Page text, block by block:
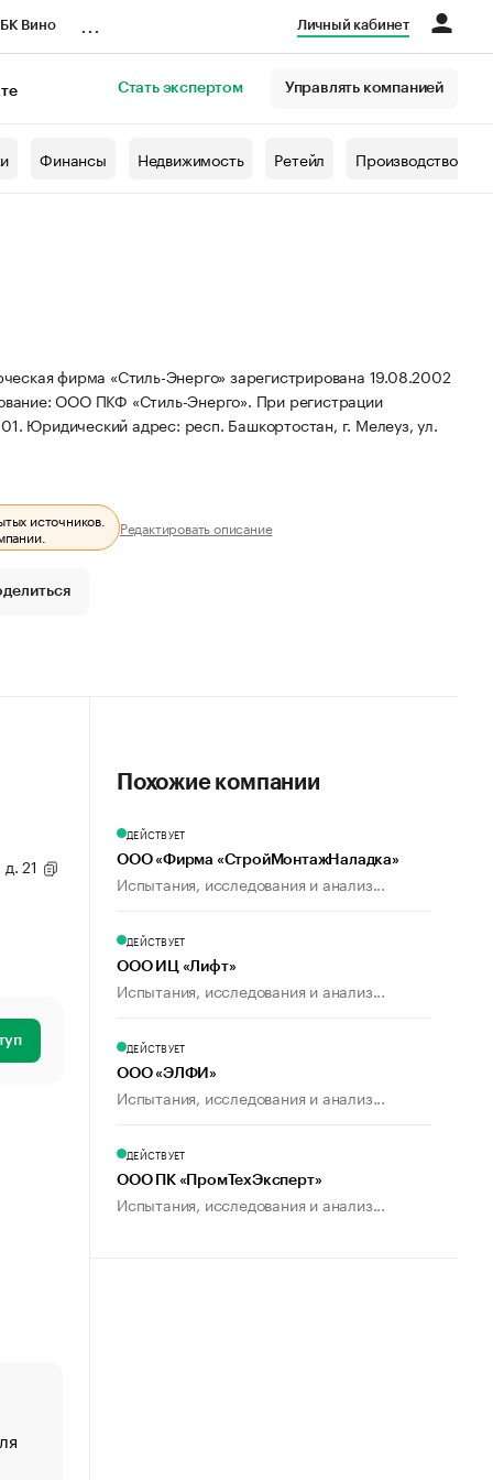
Вино Личный кабинет
Стать экспертом Управлять компанией
Финансы Недвижимость Ретейл Производство
фирма «Стиль-Энерго» зарегистрирована 19.08.2002
ООО ПКФ «Стиль-Энерго». При регистрации
Юридический адрес: респ. Башкортостан, г. Мелеуз, ул.
источников. Редактировать описание
21
Похожие компании
ДЕЙСТВУЕТ
ООО «Фирма «СтройМонтажНаладка»
Испытания, исследования и анализ...
ДЕЙСТВУЕТ
ООО ИЦ «Лифт»
Испытания, исследования и анализ...
ДЕЙСТВУЕТ
ООО «ЭЛФИ»
Испытания, исследования и анализ...
ДЕЙСТВУЕТ
ООО ПК «ПромТехЭксперт»
Испытания, исследования и анализ...